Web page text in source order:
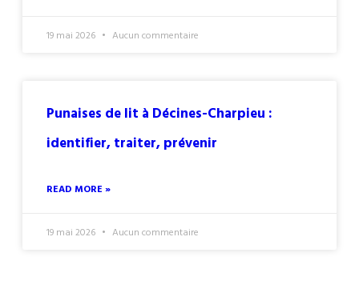
19 mai 2026 Aucun commentaire
Punaises de lit à Décines-Charpieu :
identifier, traiter, prévenir
READ MORE »
19 mai 2026 Aucun commentaire